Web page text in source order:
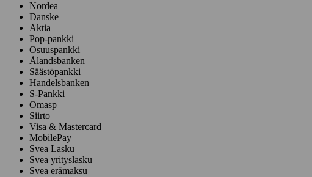
Nordea
Danske
Aktia
Pop-pankki
Osuuspankki
Ålandsbanken
Säästöpankki
Handelsbanken
S-Pankki
Omasp
Siirto
Visa & Mastercard
MobilePay
Svea Lasku
Svea yrityslasku
Svea erämaksu